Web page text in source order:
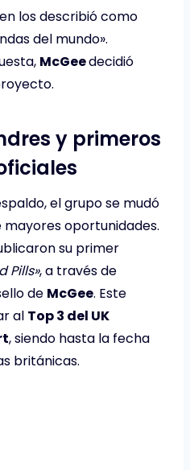
los describió como
del mundo».
McGeedecidió
y primeros
el grupo se mudó
mayores oportunidades.
su primer
Pills», a través de
de McGee. Este
al Top 3 del UK
, siendo hasta la fecha
británicas.